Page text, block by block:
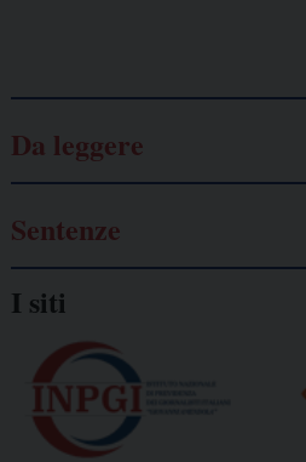
Da leggere
Sentenze
I siti